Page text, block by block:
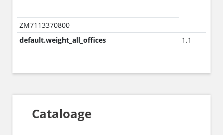
ZM7113370800
default.weight_all_offices
1.1
Cataloage